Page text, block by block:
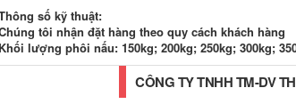
số kỹ thuật:
tôi nhận đặt hàng theo quy cách khách hàng
Khối lượng phôi nấu: 150kg; 200kg; 250kg; 300kg;
CÔNG TY TNHH TM-DV